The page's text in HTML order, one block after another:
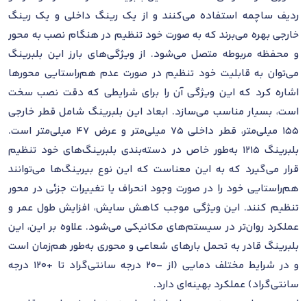
ردیف ساچمه استفاده می‌کنند و از یک رینگ داخلی و یک رینگ
خارجی بهره می‌برند که به صورت خود تنظیم در هنگام نصب به محور
و محفظه مربوطه متصل می‌شود. از ویژگی‌های بارز این بلبرینگ
می‌توان به قابلیت خود تنظیم در صورت عدم هم‌راستایی محورها
اشاره کرد که این ویژگی آن را برای شرایطی که دقت نصب سخت
است، بسیار مناسب می‌سازد. ابعاد این بلبرینگ شامل قطر خارجی
۱۵۵ میلی‌متر، قطر داخلی ۷۵ میلی‌متر و عرض 47 میلی‌متر است.
بلبرینگ 1215 به‌طور خاص در دسته‌بندی بلبرینگ‌های خود تنظیم
قرار می‌گیرد که به این معناست که این نوع بیرینگ‌ها می‌توانند
هم‌راستایی خود را در صورت وجود انحراف یا تغییرات جزئی در محور
تنظیم کنند. این ویژگی موجب کاهش سایش، افزایش طول عمر و
عملکرد روان‌تر در سیستم‌های مکانیکی می‌شود. علاوه بر این، این
بلبرینگ قادر به تحمل بارهای شعاعی و محوری به‌طور هم‌زمان است
و در شرایط مختلف دمایی (از -۲۰ درجه سانتی‌گراد تا +۱۲۰ درجه
سانتی‌گراد) عملکرد بهینه‌ای دارد.